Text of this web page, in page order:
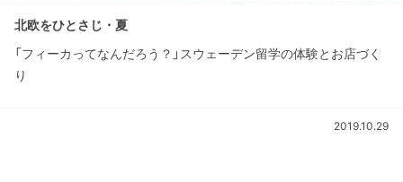
北欧をひとさじ・夏
「フィーカってなんだろう？」スウェーデン留学の体験とお店づく
り
2019.10.29